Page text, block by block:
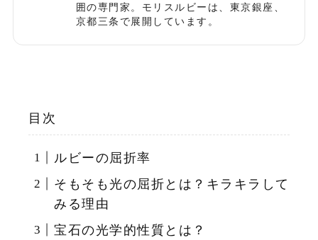
囲の専門家。モリスルビーは、東京銀座、
京都三条で展開しています。
目次
ルビーの屈折率
そもそも光の屈折とは？キラキラして
みる理由
宝石の光学的性質とは？